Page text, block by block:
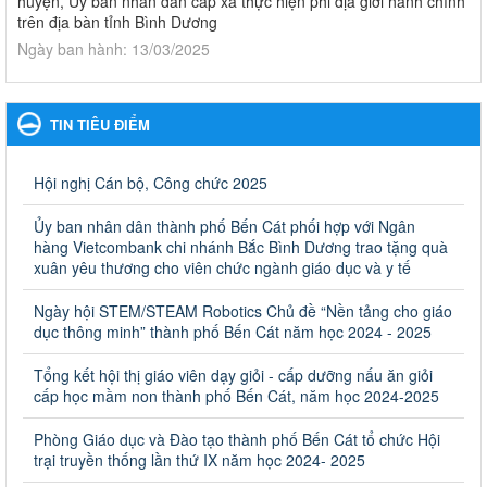
trên địa bàn tỉnh Bình Dương
Ngày ban hành: 13/03/2025
Kế hoạch Phổ biến, giáo dục pháp luật năm 2025 của ngành
Giáo dục và Đào tạo thành phố Bến Cát
Kế hoạch Phổ biến, giáo dục pháp luật năm 2025 của ngành
Ngày ban hành: 28/02/2025
Quyết định công bố thủ tục hành chính bị bãi bỏ trong lĩnh
vực giáo dục đào tạo thuộc hệ giáo dục quốc dân và cơ sở
giáo dục khác thuộc thẩm quyền giải quyết của Sở Giáo dục
và Đào tạo, Ủy ban nhân dân cấp huyện
Quyết định công bố thủ tục hành chính bị bãi bỏ trong lĩnh vực
giáo dục đào tạo thuộc hệ giáo dục quốc dân và cơ sở giáo dục
khác thuộc thẩm quyền giải quyết của Sở Giáo dục và Đào tạo,
Ủy ban nhân dân cấp huyện
Ngày ban hành: 30/09/2024
Hướng dẫn thực hiện nhiệm vụ giáo dục tiểu học năm học
2024-2025
TIN TIÊU ĐIỂM
Hội nghị Cán bộ, Công chức 2025
Ủy ban nhân dân thành phố Bến Cát phối hợp với Ngân
hàng Vietcombank chi nhánh Bắc Bình Dương trao tặng quà
xuân yêu thương cho viên chức ngành giáo dục và y tế
Ngày hội STEM/STEAM Robotics Chủ đề “Nền tảng cho giáo
dục thông minh” thành phố Bến Cát năm học 2024 - 2025
Tổng kết hội thị giáo viên dạy giỏi - cấp dưỡng nấu ăn giỏi
cấp học mầm non thành phố Bến Cát, năm học 2024-2025
Phòng Giáo dục và Đào tạo thành phố Bến Cát tổ chức Hội
trại truyền thống lần thứ IX năm học 2024- 2025